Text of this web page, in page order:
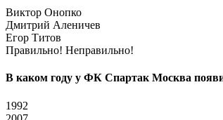
Виктор Онопко
Дмитрий Аленичев
Егор Титов
Правильно! Неправильно!
В каком году у ФК Спартак Москва
1992